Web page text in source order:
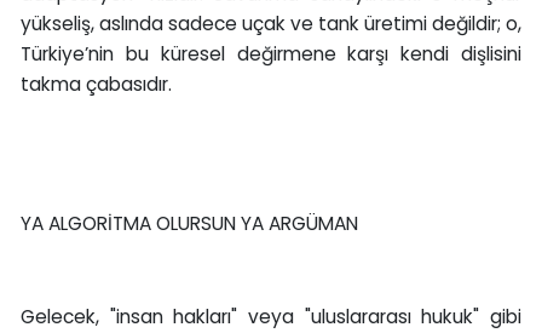
yükseliş, aslında sadece uçak ve tank üretimi değildir; o,
Türkiye’nin bu küresel değirmene karşı kendi dişlisini
takma çabasıdır.
YA ALGORİTMA OLURSUN YA ARGÜMAN
Gelecek, "insan hakları" veya "uluslararası hukuk" gibi